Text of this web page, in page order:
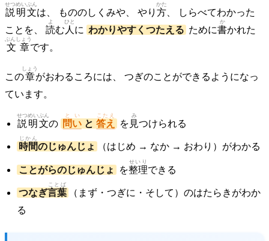
説明
せつめい
文
ぶん
は、 もののしくみや、 やり 方
かた
、 しらべてわかった
ことを、 読
よ
む 人
ひと
に わかりやすくつたえる ために書
か
かれた
文章
ぶんしょう
です。
この章
しょう
がおわるころには、 つぎのことができるようになっ
ています。
説明
せつめい
文
ぶん
の 問い
とい
と 答え
こたえ
を 見
み
つけられる
時間
じかん
のじゅんじょ （はじめ → なか → おわり）がわかる
ことがらのじゅんじょ を整理
せいり
できる
つなぎ言葉
ことば
（まず・つぎに・そして）のはたらきがわか
る